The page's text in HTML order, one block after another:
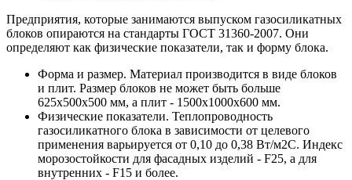
Предприятия, которые занимаются выпуском газосиликатных
блоков опираются на стандарты ГОСТ 31360-2007. Они
определяют как физические показатели, так и форму блока.
Форма и размер. Материал производится в виде блоков
и плит. Размер блоков не может быть больше
625х500х500 мм, а плит - 1500х1000х600 мм.
Физические показатели. Теплопроводность
газосиликатного блока в зависимости от целевого
применения варьируется от 0,10 до 0,38 Вт/м2С. Индекс
морозостойкости для фасадных изделий - F25, а для
внутренних - F15 и более.